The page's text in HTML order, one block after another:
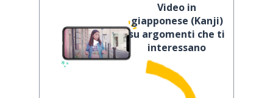
Video in
giapponese (Kanji)
su argomenti che ti
interessano